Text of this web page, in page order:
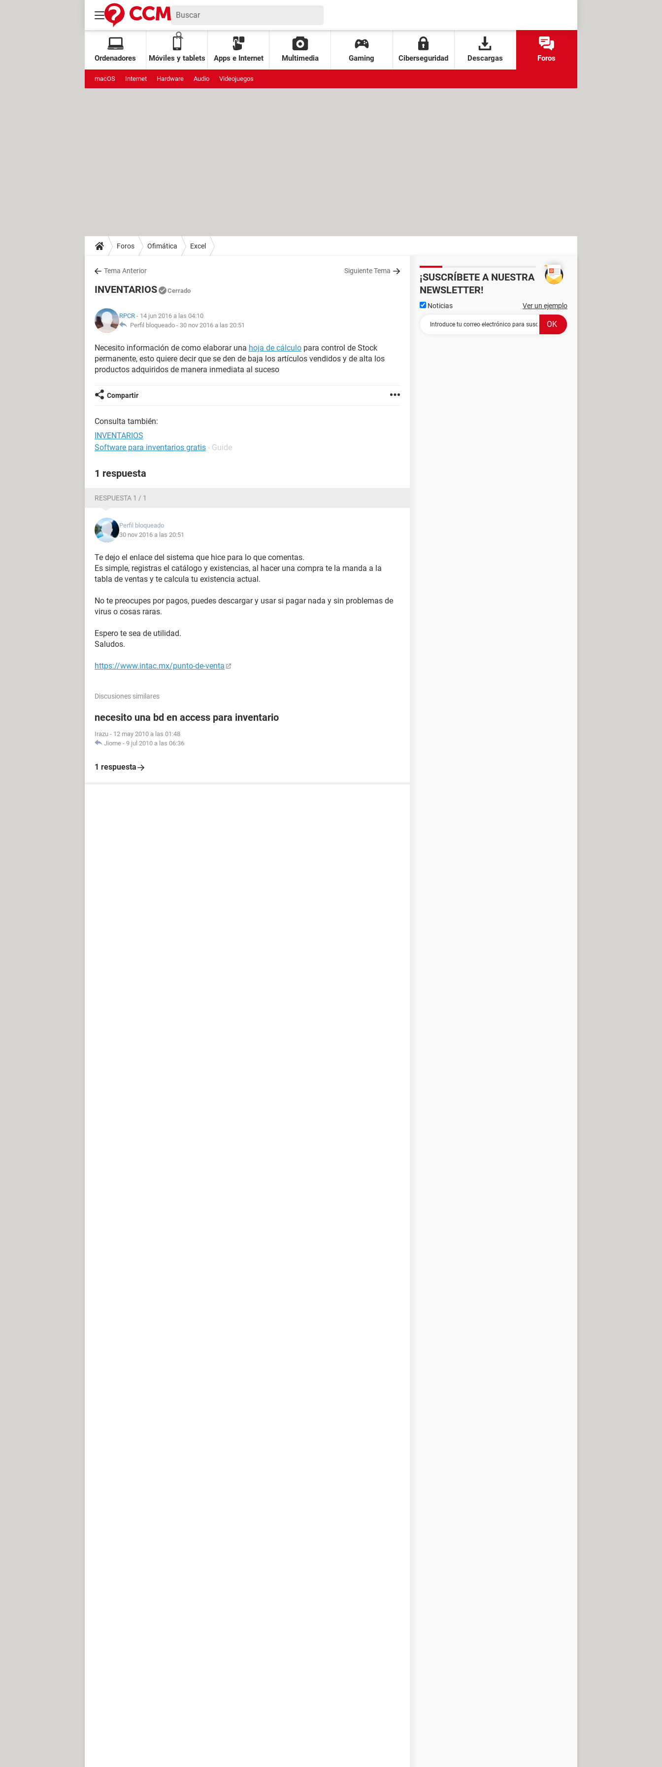
Ordenadores Móviles y tablets Apps e Internet Multimedia Gaming Ciberseguridad Descargas Foros
macOS Internet Hardware Audio Videojuegos
Foros Ofimática Excel
Tema Anterior Siguiente Tema
INVENTARIOS Cerrado
RPCR - 14 jun 2016 a las 04:10
Perfil bloqueado - 30 nov 2016 a las 20:51
Necesito información de como elaborar una hoja de cálculo para control de Stock
permanente, esto quiere decir que se den de baja los artículos vendidos y de alta los
productos adquiridos de manera inmediata al suceso
Compartir
Consulta también:
INVENTARIOS
Software para inventarios gratis - Guide
1 respuesta
RESPUESTA 1 / 1
Perfil bloqueado
30 nov 2016 a las 20:51
Te dejo el enlace del sistema que hice para lo que comentas.
Es simple, registras el catálogo y existencias, al hacer una compra te la manda a la
tabla de ventas y te calcula tu existencia actual.
No te preocupes por pagos, puedes descargar y usar si pagar nada y sin problemas de
virus o cosas raras.
Espero te sea de utilidad.
Saludos.
https://www.intac.mx/punto-de-venta
Discusiones similares
necesito una bd en access para inventario
Irazu - 12 may 2010 a las 01:48
Jiome - 9 jul 2010 a las 06:36
1 respuesta
¡SUSCRÍBETE A NUESTRA
NEWSLETTER!
Noticias Ver un ejemplo